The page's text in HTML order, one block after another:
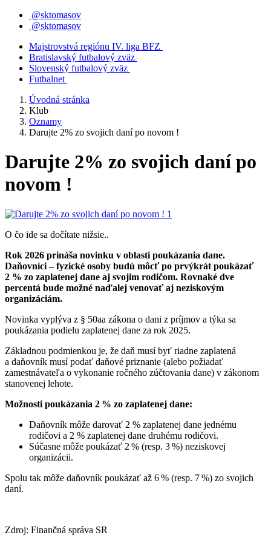
@sktomasov
@sktomasov
Majstrovstvá regiónu IV. liga BFZ
Bratislavský futbalový zväz
Slovenský futbalový zväz
Futbalnet
Úvodná stránka
Klub
Oznamy
Darujte 2% zo svojich daní po novom !
Darujte 2% zo svojich daní po
novom !
O čo ide sa dočítate nižsie..
Rok 2026 prináša novinku v oblasti poukázania dane.
Daňovníci – fyzické osoby budú môcť po prvýkrát poukázať
2 % zo zaplatenej dane aj svojim rodičom. Rovnaké dve
percentá bude možné naďalej venovať aj neziskovým
organizáciám.
Novinka vyplýva z § 50aa zákona o dani z príjmov a týka sa
poukázania podielu zaplatenej dane za rok 2025.
Základnou podmienkou je, že daň musí byť riadne zaplatená
a daňovník musí podať daňové priznanie (alebo požiadať
zamestnávateľa o vykonanie ročného zúčtovania dane) v zákonom
stanovenej lehote.
Možnosti poukázania 2 % zo zaplatenej dane:
Daňovník môže darovať 2 % zaplatenej dane jednému
rodičovi a 2 % zaplatenej dane druhému rodičovi.
Súčasne môže poukázať 2 % (resp. 3 %) neziskovej
organizácii.
Spolu tak môže daňovník poukázať až 6 % (resp. 7 %) zo svojich
daní.
Zdroj: Finančná správa SR